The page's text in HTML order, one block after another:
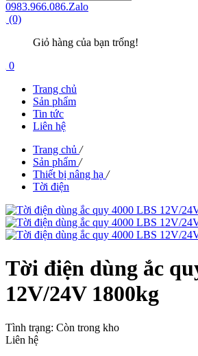
0983.966.086.Zalo
(0)
Giỏ hàng của bạn trống!
0
Trang chủ
Sản phẩm
Tin tức
Liên hệ
Trang chủ /
Sản phẩm /
Thiết bị nâng hạ /
Tời điện
Tời điện dùng ắc
12V/24V 1800kg
Tình trạng: Còn trong kho
Liên hệ